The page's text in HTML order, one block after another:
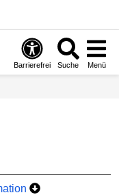
Barrierefrei Suche Menü